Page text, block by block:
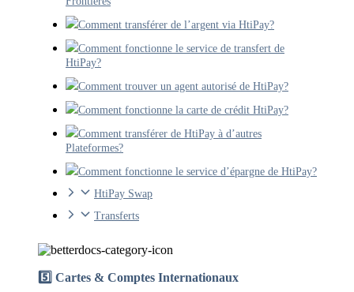
Comment transférer de l’argent via HtiPay?
Comment fonctionne le service de transfert de
HtiPay?
Comment trouver un agent autorisé de HtiPay?
Comment fonctionne la carte de crédit HtiPay?
Comment transférer de HtiPay à d’autres
Plateformes?
Comment fonctionne le service d’épargne de HtiPay?
HtiPay Swap
Transferts
5️⃣ Cartes & Comptes Internationaux